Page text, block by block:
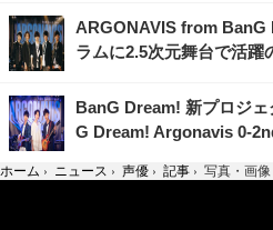
ARGONAVIS from BanG
ラムに2.5次元舞台で活躍
BanG Dream! 新プロジ
G Dream! Argonavis 0-
ホーム › ニュース › 声優 › 記事 › 写真・画像